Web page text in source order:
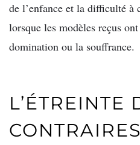
de l’enfance et la difficulté à
lorsque les modèles reçus
domination ou la souffrance.
L’ÉTREINTE